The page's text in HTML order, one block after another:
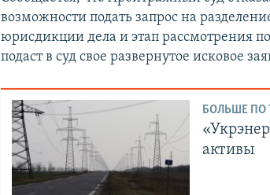
возможности подать запрос на
юрисдикции дела и этап рассмотрения
подаст в суд свое развернутое исковое
БОЛЬШЕ ПО
активы